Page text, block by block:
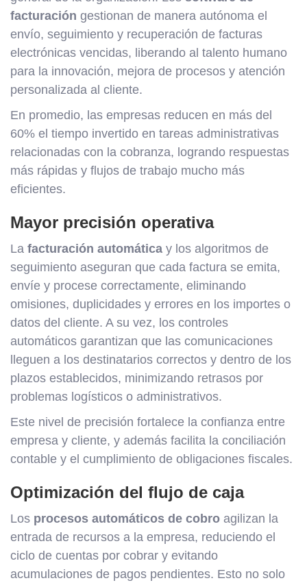
facturación gestionan de manera autónoma el
envío, seguimiento y recuperación de facturas
electrónicas vencidas, liberando al talento humano
para la innovación, mejora de procesos y atención
personalizada al cliente.
En promedio, las empresas reducen en más del
60% el tiempo invertido en tareas administrativas
relacionadas con la cobranza, logrando respuestas
más rápidas y flujos de trabajo mucho más
eficientes.
Mayor precisión operativa
La facturación automática y los algoritmos de
seguimiento aseguran que cada factura se emita,
envíe y procese correctamente, eliminando
omisiones, duplicidades y errores en los importes o
datos del cliente. A su vez, los controles
automáticos garantizan que las comunicaciones
lleguen a los destinatarios correctos y dentro de los
plazos establecidos, minimizando retrasos por
problemas logísticos o administrativos.
Este nivel de precisión fortalece la confianza entre
empresa y cliente, y además facilita la conciliación
contable y el cumplimiento de obligaciones fiscales.
Optimización del flujo de caja
Los procesos automáticos de cobro agilizan la
entrada de recursos a la empresa, reduciendo el
ciclo de cuentas por cobrar y evitando
acumulaciones de pagos pendientes. Esto no solo